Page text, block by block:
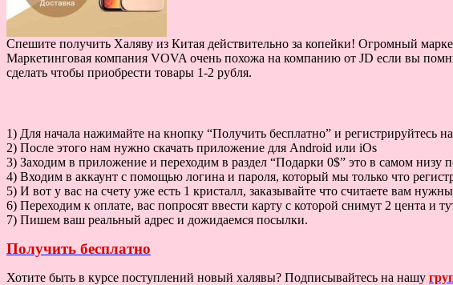
Спешите получить Халяву из Китая действительно за копейки! Огромный
Маркетинговая компания VOVA очень похожа на компанию от JD если вы
сделать чтобы приобрести товары 1-2 рубля.
1) Для начала нажимайте на кнопку “Получить бесплатно” и регистрируйтесь на
2) После этого нам нужно скачать приложение для Android или iOs
3) Заходим в приложение и переходим в раздел “Подарки 0$” это в самом низу
4) Входим в аккаунт с помощью логина и пароля, который мы только что
5) И вот у вас на счету уже есть 1 кристалл, заказывайте что считаете вам
6) Переходим к оплате, вас попросят ввести карту с которой снимут 2 цента и
7) Пишем ваш реальный адрес и дожидаемся посылки.
Получить бесплатно
Хотите быть в курсе поступлений новый халявы? Подписывайтесь на нашу